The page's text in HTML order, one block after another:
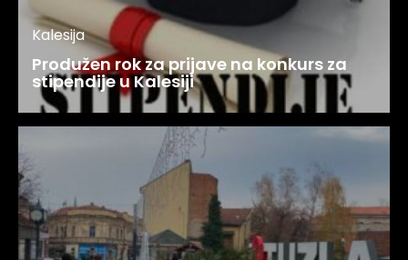
Kalesija
Produžen rok za prijave na konkurs za
stipendije u Kalesiji